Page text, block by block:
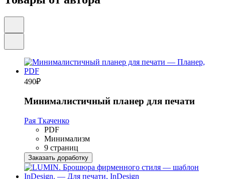
490₽
Минималистичный планер для печати
Рая Ткаченко
PDF
Минимализм
9 страниц
Заказать доработку